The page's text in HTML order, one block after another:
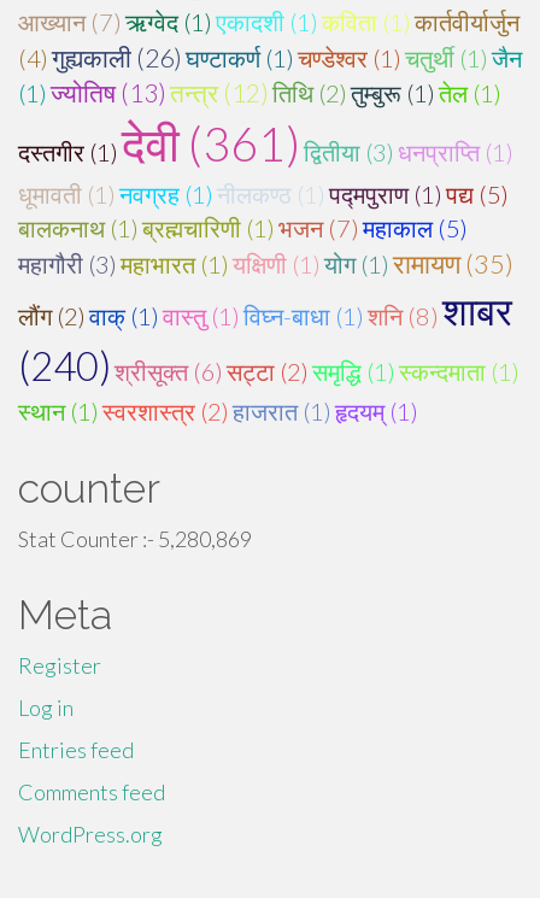
आख्यान (7) ऋग्वेद (1) एकादशी (1) कविता (1) कार्तवीर्यार्जुन
(4) गुह्यकाली (26) घण्टाकर्ण (1) चण्डेश्वर (1) चतुर्थी (1) जैन
(1) ज्योतिष (13) तन्त्र (12) तिथि (2) तुम्बुरू (1) तेल (1)
दस्तगीर (1) देवी (361) द्वितीया (3) धनप्राप्ति (1)
धूमावती (1) नवग्रह (1) नीलकण्ठ (1) पद्मपुराण (1) पद्य (5)
बालकनाथ (1) ब्रह्मचारिणी (1) भजन (7) महाकाल (5)
महागौरी (3) महाभारत (1) यक्षिणी (1) योग (1) रामायण (35)
लौंग (2) वाक् (1) वास्तु (1) विघ्न-बाधा (1) शनि (8) शाबर
(240) श्रीसूक्त (6) सट्टा (2) समृद्धि (1) स्कन्दमाता (1)
स्थान (1) स्वरशास्त्र (2) हाजरात (1) हृदयम् (1)
counter
Stat Counter :- 5,280,869
Meta
Register
Log in
Entries feed
Comments feed
WordPress.org